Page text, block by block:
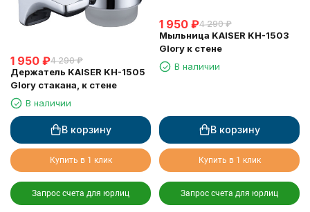
1 950 ₽4 290 ₽
Держатель KAISER KH-1505
Glory стакана, к стене
В наличии
В корзину
Купить в 1 клик
Запрос счета для юрлиц
1 950 ₽4 290 ₽
Мыльница KAISER KH-1503
Glory к стене
В наличии
В корзину
Купить в 1 клик
Запрос счета для юрлиц